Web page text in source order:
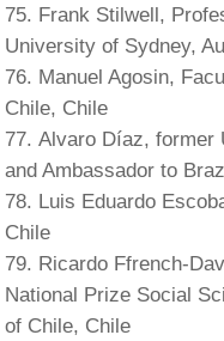
Frank Stilwell,
University of Sydney,
Manuel Agosin,
Chile, Chile
Alvaro Díaz, former
and Ambassador to
Luis Eduardo
Chile
Ricardo Ffrench-
National Prize Social
of Chile, Chile